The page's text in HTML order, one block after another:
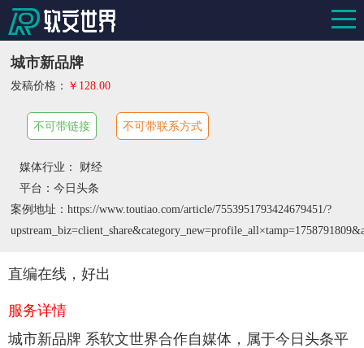
城市新品牌
发稿价格： ￥128.00
不可带链接 不可带联系方式
媒体行业： 财经
平台：今日头条
案例地址：https://www.toutiao.com/article/7553951793424679451/?
直编在线，好出
服务详情
城市新品牌 系软文世界合作自媒体，属于今日头条平